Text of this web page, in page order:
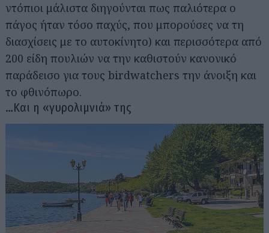
ντόπιοι μάλιστα διηγούνται πως παλιότερα ο
πάγος ήταν τόσο παχύς, που μπορούσες να τη
διασχίσεις με το αυτοκίνητο) και περισσότερα από
200 είδη πουλιών να την καθιστούν κανονικό
παράδεισο για τους birdwatchers την άνοιξη και
το φθινόπωρο.
…Και η «γυρολιμνιά» της